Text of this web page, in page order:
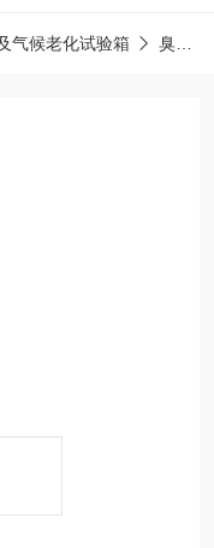
气候老化试验箱 臭氧老化试验箱